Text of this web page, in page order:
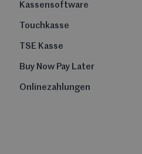
Kassensoftware
Touchkasse
TSE Kasse
Buy Now Pay Later
Onlinezahlungen